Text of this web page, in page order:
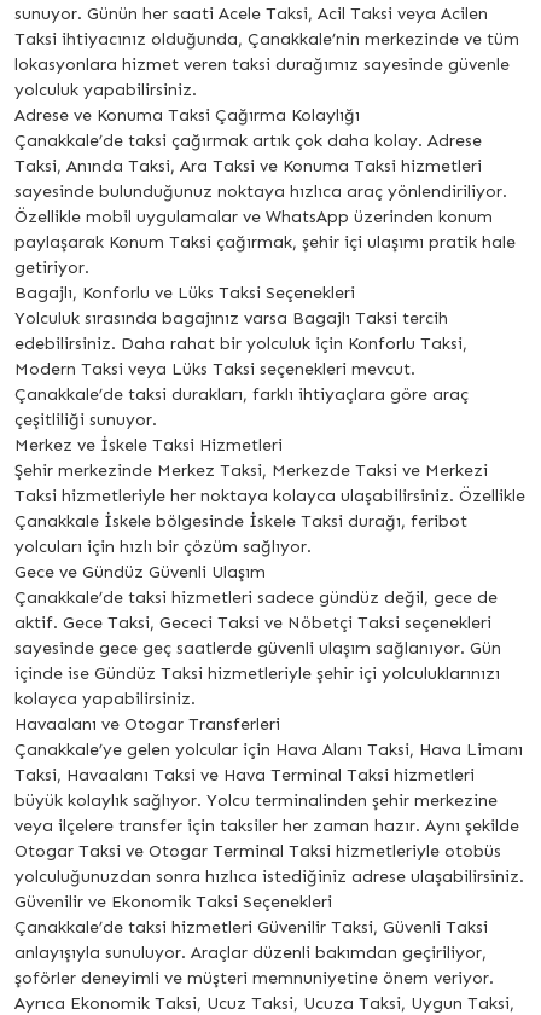
sunuyor. Günün her saati Acele Taksi, Acil Taksi veya Acilen
Taksi ihtiyacınız olduğunda, Çanakkale’nin merkezinde ve tüm
lokasyonlara hizmet veren taksi durağımız sayesinde güvenle
yolculuk yapabilirsiniz.
Adrese ve Konuma Taksi Çağırma Kolaylığı
Çanakkale’de taksi çağırmak artık çok daha kolay. Adrese
Taksi, Anında Taksi, Ara Taksi ve Konuma Taksi hizmetleri
sayesinde bulunduğunuz noktaya hızlıca araç yönlendiriliyor.
Özellikle mobil uygulamalar ve WhatsApp üzerinden konum
paylaşarak Konum Taksi çağırmak, şehir içi ulaşımı pratik hale
getiriyor.
Bagajlı, Konforlu ve Lüks Taksi Seçenekleri
Yolculuk sırasında bagajınız varsa Bagajlı Taksi tercih
edebilirsiniz. Daha rahat bir yolculuk için Konforlu Taksi,
Modern Taksi veya Lüks Taksi seçenekleri mevcut.
Çanakkale’de taksi durakları, farklı ihtiyaçlara göre araç
çeşitliliği sunuyor.
Merkez ve İskele Taksi Hizmetleri
Şehir merkezinde Merkez Taksi, Merkezde Taksi ve Merkezi
Taksi hizmetleriyle her noktaya kolayca ulaşabilirsiniz. Özellikle
Çanakkale İskele bölgesinde İskele Taksi durağı, feribot
yolcuları için hızlı bir çözüm sağlıyor.
Gece ve Gündüz Güvenli Ulaşım
Çanakkale’de taksi hizmetleri sadece gündüz değil, gece de
aktif. Gece Taksi, Gececi Taksi ve Nöbetçi Taksi seçenekleri
sayesinde gece geç saatlerde güvenli ulaşım sağlanıyor. Gün
içinde ise Gündüz Taksi hizmetleriyle şehir içi yolculuklarınızı
kolayca yapabilirsiniz.
Havaalanı ve Otogar Transferleri
Çanakkale’ye gelen yolcular için Hava Alanı Taksi, Hava Limanı
Taksi, Havaalanı Taksi ve Hava Terminal Taksi hizmetleri
büyük kolaylık sağlıyor. Yolcu terminalinden şehir merkezine
veya ilçelere transfer için taksiler her zaman hazır. Aynı şekilde
Otogar Taksi ve Otogar Terminal Taksi hizmetleriyle otobüs
yolculuğunuzdan sonra hızlıca istediğiniz adrese ulaşabilirsiniz.
Güvenilir ve Ekonomik Taksi Seçenekleri
Çanakkale’de taksi hizmetleri Güvenilir Taksi, Güvenli Taksi
anlayışıyla sunuluyor. Araçlar düzenli bakımdan geçiriliyor,
şoförler deneyimli ve müşteri memnuniyetine önem veriyor.
Ayrıca Ekonomik Taksi, Ucuz Taksi, Ucuza Taksi, Uygun Taksi,